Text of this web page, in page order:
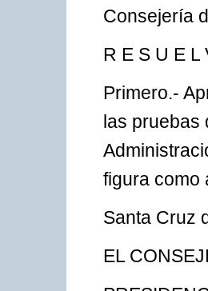
Consejería
R E S U E L
Primero.-
las pruebas
figura como
Santa Cruz
EL